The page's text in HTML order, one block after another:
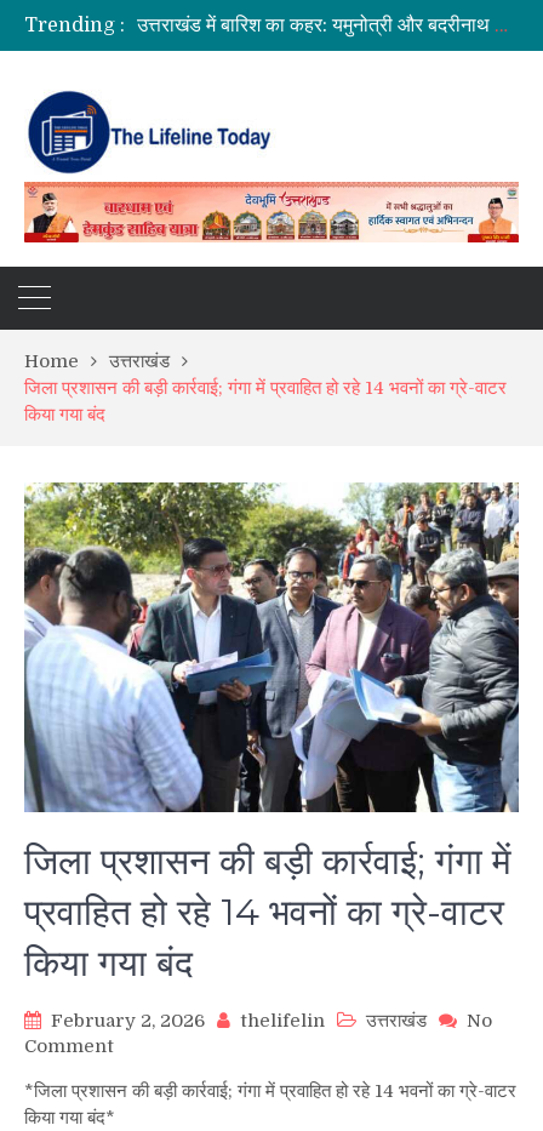
Trending :
उत्तराखंड में बारिश का कहर: यमुनोत्री और बदरीनाथ हाईवे पर भूस्खलन, कई मार्ग बंद; श्रद्धालु और यात्री फंसे
सीएम धामी ने दिए हाई अलर्ट के निर्देश, भारी वर्षा के मद्देनज़र सभी एजेंसियां रहें चौकन्नी
Home
उत्तराखंड
जिला प्रशासन की बड़ी कार्रवाई; गंगा में प्रवाहित हो रहे 14 भवनों का ग्रे-वाटर
किया गया बंद
जिला प्रशासन की बड़ी कार्रवाई; गंगा में
प्रवाहित हो रहे 14 भवनों का ग्रे-वाटर
किया गया बंद
February 2, 2026 thelifelin उत्तराखंड
No
Commenton
प्रशासन
*जिला प्रशासन की बड़ी कार्रवाई; गंगा में प्रवाहित हो रहे 14 भवनों का ग्रे-वाटर
किया गया बंद*